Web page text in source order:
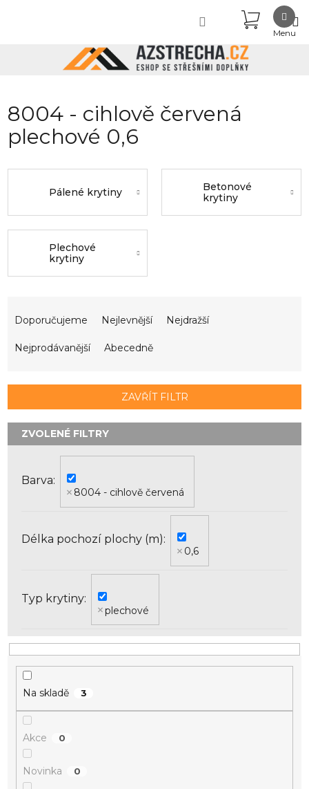
KOŠÍK
8004 - cihlově červená
plechové 0,6
Pálené krytiny
Betonové
krytiny
Plechové
krytiny
r
o
Doporučujeme Nejlevnější Nejdražší
Nejprodávanější Abecedně
ZAVŘÍT FILTR
Barva
8004 - cihlově červená
Délka pochozí plochy (m)
0,6
Typ krytiny
plechové
Na skladě 3
Akce 0
Novinka 0